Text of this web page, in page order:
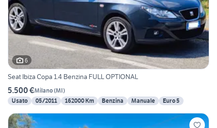
6
Seat Ibiza Copa 1.4 Benzina FULL OPTIONAL
5.500 €Milano(MI)
Usato
05/2011 162000 Km Benzina Manuale Euro 5